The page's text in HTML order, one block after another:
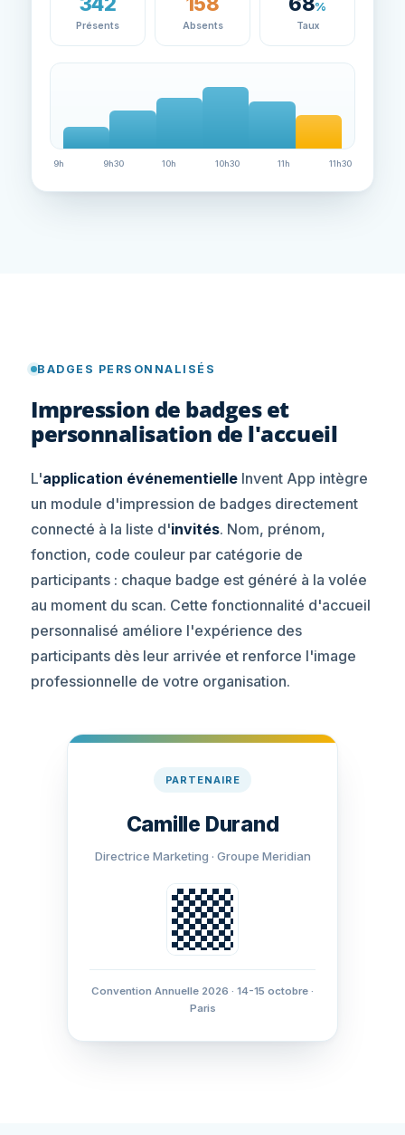
Présents Absents
%
Taux
9h 9h30 10h 10h30 11h 11h30
BADGES PERSONNALISÉS
Impression de badges et
personnalisation de l'accueil
L'application événementielle Invent App intègre
un module d'impression de badges directement
connecté à la liste d'invités. Nom, prénom,
fonction, code couleur par catégorie de
participants : chaque badge est généré à la volée
au moment du scan. Cette fonctionnalité d'accueil
personnalisé améliore l'expérience des
participants dès leur arrivée et renforce l'image
professionnelle de votre organisation.
PARTENAIRE
Camille Durand
Directrice Marketing · Groupe Meridian
Convention Annuelle 2026 · 14-15 octobre ·
Paris